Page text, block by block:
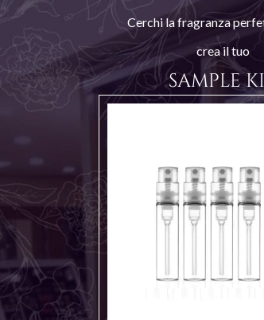
Cerchi la fragranza
crea il tuo
SAMPLE